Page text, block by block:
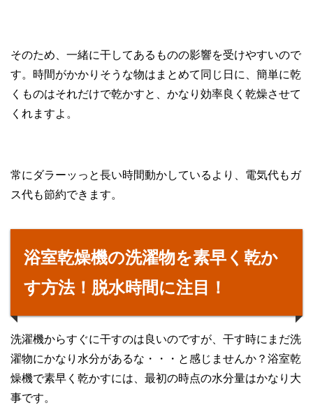
そのため、一緒に干してあるものの影響を受けやすいので
す。時間がかかりそうな物はまとめて同じ日に、簡単に乾
くものはそれだけで乾かすと、かなり効率良く乾燥させて
くれますよ。
常にダラーッっと長い時間動かしているより、電気代もガ
ス代も節約できます。
浴室乾燥機の洗濯物を素早く乾か
す方法！脱水時間に注目！
洗濯機からすぐに干すのは良いのですが、干す時にまだ洗
濯物にかなり水分があるな・・・と感じませんか？浴室乾
燥機で素早く乾かすには、最初の時点の水分量はかなり大
事です。